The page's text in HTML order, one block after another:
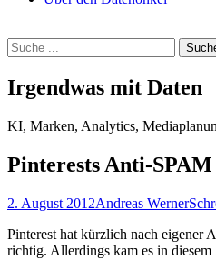
Suche
nach:
Irgendwas mit Daten
KI, Marken, Analytics,
Pinterests Anti-
Posted
2. August 2012Autor
Andreas Werner
Pinterest hat kürzlich nach eigener
richtig. Allerdings kam es in